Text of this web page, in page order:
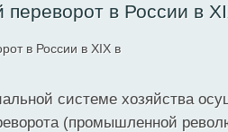
в России в
в России в ХIХ в
системе хозяйства
(промышленной